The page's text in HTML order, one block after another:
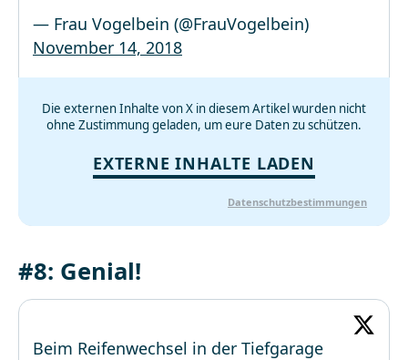
— Frau Vogelbein (@FrauVogelbein)
November 14, 2018
Die externen Inhalte von X in diesem Artikel wurden nicht
ohne Zustimmung geladen, um eure Daten zu schützen.
EXTERNE INHALTE LADEN
Datenschutzbestimmungen
#8: Genial!
Beim Reifenwechsel in der Tiefgarage